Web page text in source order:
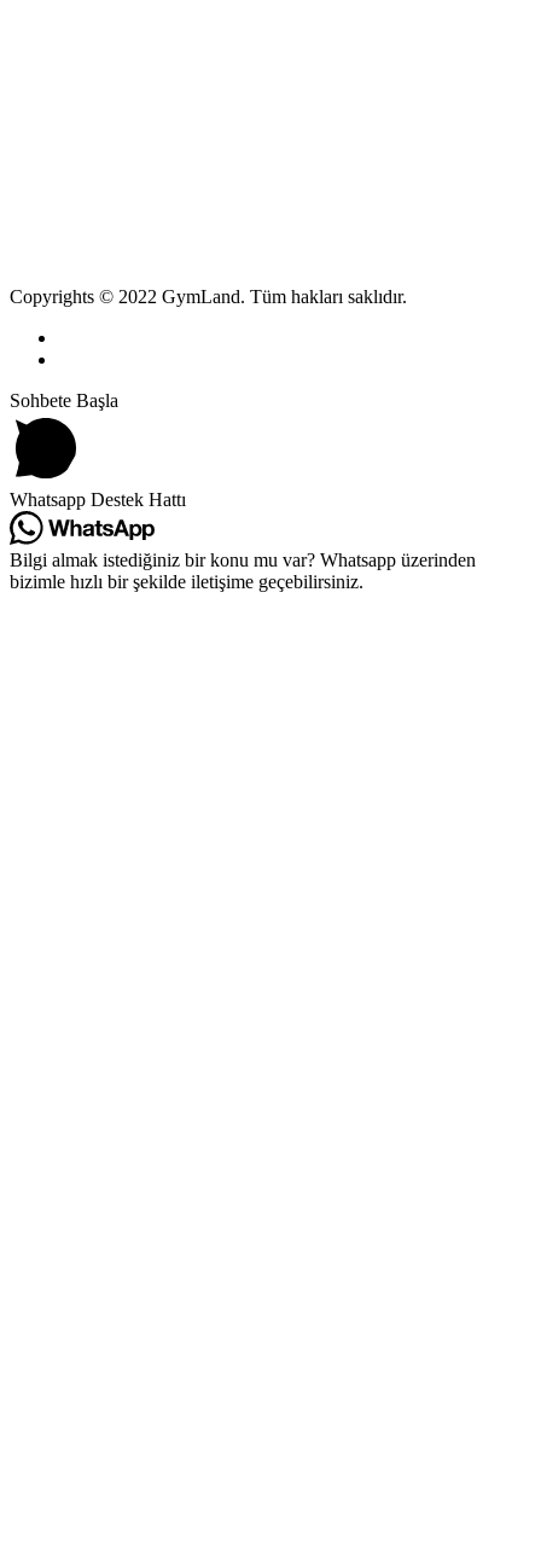
Copyrights © 2022 GymLand. Tüm hakları saklıdır.
Sohbete Başla
Whatsapp Destek Hattı
Bilgi almak istediğiniz bir konu mu var? Whatsapp üzerinden
bizimle hızlı bir şekilde iletişime geçebilirsiniz.